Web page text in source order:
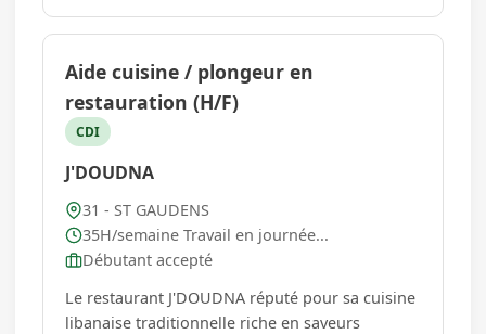
l'en...
Aide cuisine / plongeur en
restauration (H/F)
CDI
J'DOUDNA
31 - ST GAUDENS
35H/semaine Travail en journée...
Débutant accepté
Le restaurant J'DOUDNA réputé pour sa cuisine
libanaise traditionnelle riche en saveurs